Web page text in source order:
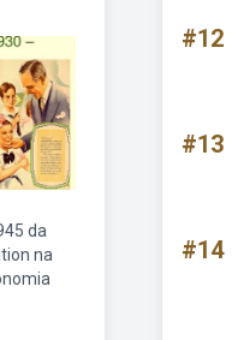
da
na
#12
#13
#14